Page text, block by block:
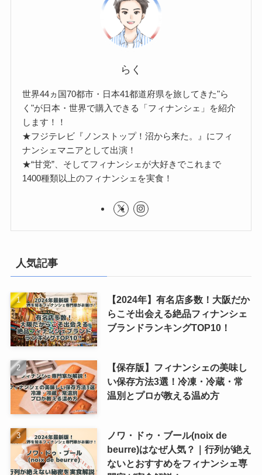
らく
世界44ヵ国70都市・日本41都道府県を旅してきた"ら
く"が日本・世界で購入できる「フィナンシェ」を紹介
します！！
★フジテレビ『ノンストップ！沼から来た。』にフィ
ナンシェマニアとして出演！
★“甘党”、そしてフィナンシェが大好きでこれまで
1400種類以上のフィナンシェを実食！
人気記事
【2024年】有名店多数！大阪だか
らこそ出会える絶品フィナンシェ
ブランドランキングTOP10！
【保存版】フィナンシェの美味し
い保存方法3選！冷凍・冷蔵・常
温別とプロが教える温め方
ノワ・ドゥ・ブール(noix de
beurre)はなぜ人気？｜行列が絶え
ないとおすすめをフィナンシェ専